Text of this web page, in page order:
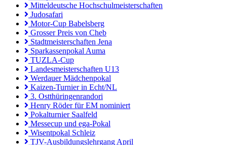
Mitteldeutsche Hochschulmeisterschaften
Judosafari
Motor-Cup Babelsberg
Grosser Preis von Cheb
Stadtmeisterschaften Jena
Sparkassenpokal Auma
TUZLA-Cup
Landesmeisterschaften U13
Werdauer Mädchenpokal
Kaizen-Turnier in Echt/NL
3. Ostthüringenrandori
Henry Röder für EM nominiert
Pokalturnier Saalfeld
Messecup und ega-Pokal
Wisentpokal Schleiz
TJV-Ausbildungslehrgang April